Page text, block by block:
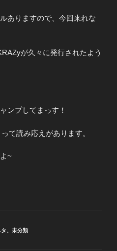
ありますので、今回来れな
が久々に発行されたよう
ンプしてまっす！
て読み応えがあります。
~
、 未分類